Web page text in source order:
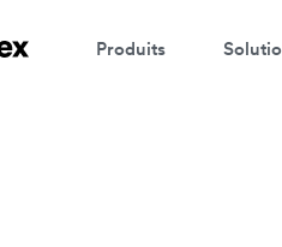
Produits